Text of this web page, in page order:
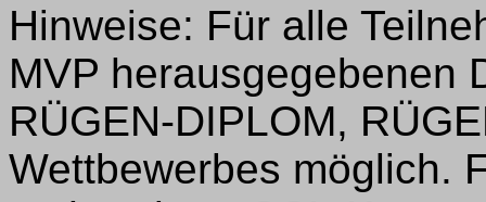
Hinweise: Für alle
MVP herausgegebenen
RÜGEN-DIPLOM,
Wettbewerbes möglich.